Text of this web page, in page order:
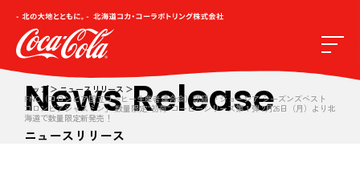
トップ
ニュースリリース
FNC（コロンビア国立コーヒー生産者連合会）認証 「ジョージア シーズンズベスト
コロンビアジャスミン」 数量限定“初荷”コーヒーシリーズ第 1 弾 2月26日（月）より北
海道で数量限定新発売！
News Release
ニュースリリース